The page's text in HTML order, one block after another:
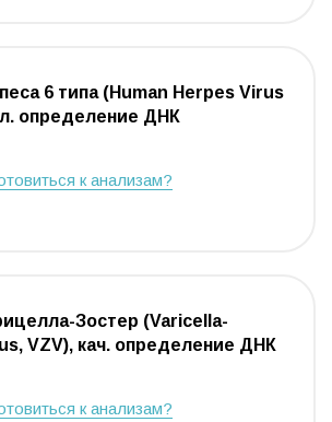
6 типа (Human Herpes Virus
определение ДНК
к анализам?
Зостер (Varicella-
VZV), кач. определение ДНК
к анализам?